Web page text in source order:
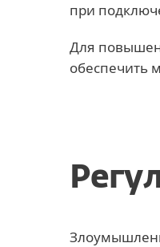
при
Для
обеспечить